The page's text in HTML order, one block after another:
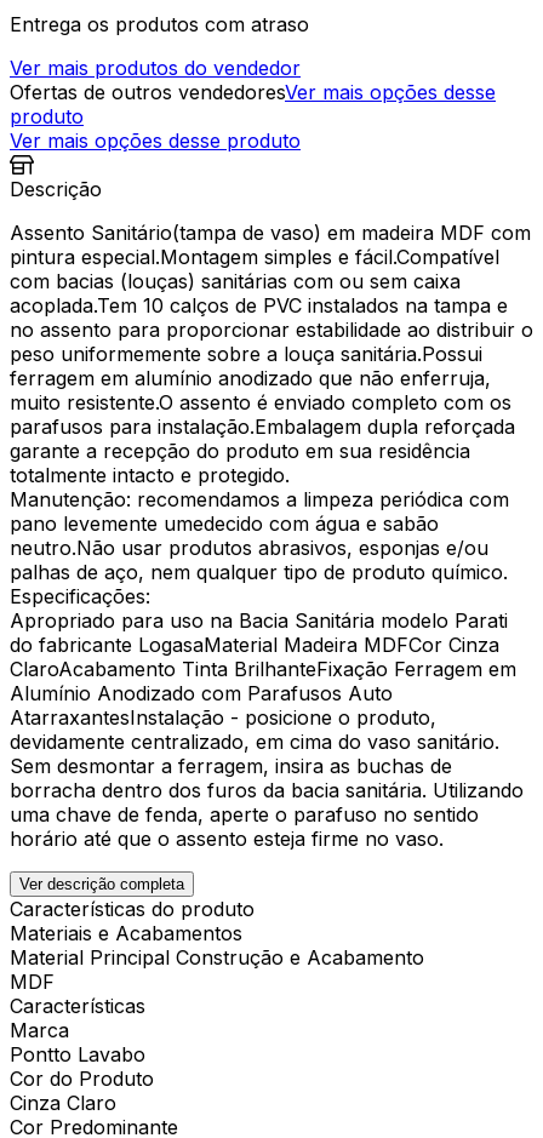
Entrega os produtos com atraso
Ver mais produtos do vendedor
Ofertas de outros vendedoresVer mais opções desse
produto
Ver mais opções desse produto
Descrição
Assento Sanitário(tampa de vaso) em madeira MDF com
pintura especial.Montagem simples e fácil.Compatível
com bacias (louças) sanitárias com ou sem caixa
acoplada.Tem 10 calços de PVC instalados na tampa e
no assento para proporcionar estabilidade ao distribuir o
peso uniformemente sobre a louça sanitária.Possui
ferragem em alumínio anodizado que não enferruja,
muito resistente.O assento é enviado completo com os
parafusos para instalação.Embalagem dupla reforçada
garante a recepção do produto em sua residência
totalmente intacto e protegido.
Manutenção: recomendamos a limpeza periódica com
pano levemente umedecido com água e sabão
neutro.Não usar produtos abrasivos, esponjas e/ou
palhas de aço, nem qualquer tipo de produto químico.
Especificações:
Apropriado para uso na Bacia Sanitária modelo Parati
do fabricante LogasaMaterial Madeira MDFCor Cinza
ClaroAcabamento Tinta BrilhanteFixação Ferragem em
Alumínio Anodizado com Parafusos Auto
AtarraxantesInstalação - posicione o produto,
devidamente centralizado, em cima do vaso sanitário.
Sem desmontar a ferragem, insira as buchas de
borracha dentro dos furos da bacia sanitária. Utilizando
uma chave de fenda, aperte o parafuso no sentido
horário até que o assento esteja firme no vaso.
Ver descrição completa
Características do produto
Materiais e Acabamentos
Material Principal Construção e Acabamento
MDF
Características
Marca
Pontto Lavabo
Cor do Produto
Cinza Claro
Cor Predominante